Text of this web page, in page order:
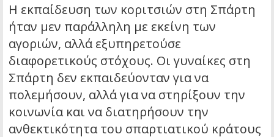
Η εκπαίδευση των κοριτσιών στη Σπάρτη
ήταν μεν παράλληλη με εκείνη των
αγοριών, αλλά εξυπηρετούσε
διαφορετικούς στόχους. Οι γυναίκες στη
Σπάρτη δεν εκπαιδεύονταν για να
πολεμήσουν, αλλά για να στηρίξουν την
κοινωνία και να διατηρήσουν την
ανθεκτικότητα του σπαρτιατικού κράτους